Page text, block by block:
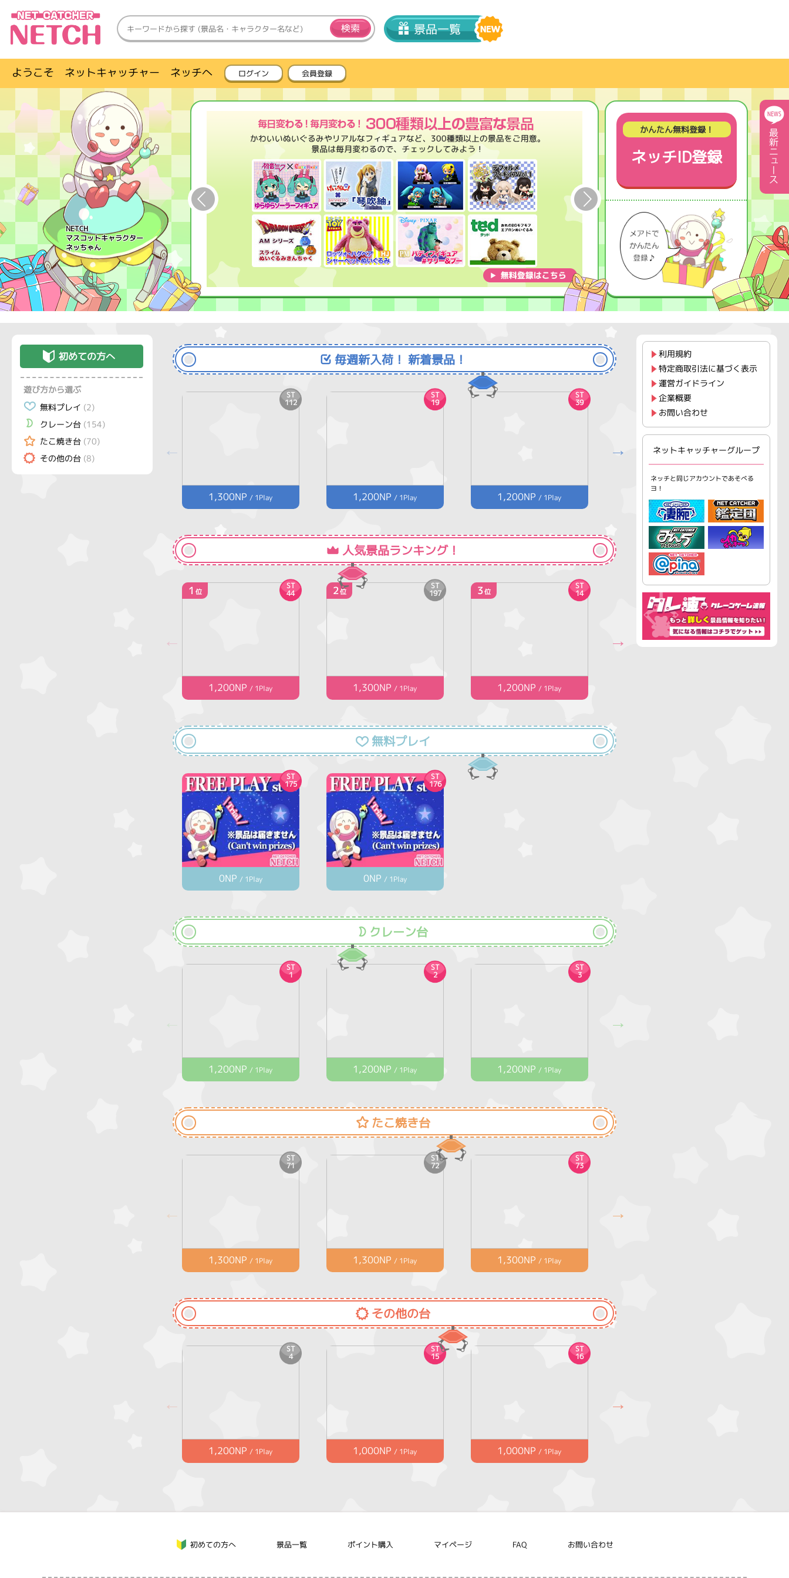
景品一覧
ようこそ ネットキャッチャー ネッチへ ログイン 会員登録
かんたん無料登録！
ネッチID登録
NETCH
マスコットキャラクター
ネッちゃん
毎週新入荷！ 新着景品！
1,300NP / 1Play
ST
112
1,200NP / 1Play
ST
19
1,200NP / 1Play
ST
39
1,200NP / 1Play
人気景品ランキング！
1,200NP / 1Play
1 位
ST
44
1,300NP / 1Play
2位
ST
197
1,200NP / 1Play
3位
ST
14
ST
34 5
無料プレイ
0NP / 1Play
ST
175
0NP / 1Play
ST
176
クレーン台
1,200NP / 1Play
ST
1
1,200NP / 1Play
ST
2
1,200NP / 1Play
ST
3
たこ焼き台
1,300NP / 1Play
ST
71
1,300NP / 1Play
ST
72
1,300NP / 1Play
ST
73
その他の台
1,200NP / 1Play
ST
4
1,000NP / 1Play
ST
15
1,000NP / 1Play
ST
16
初めての方へ
遊び方から選ぶ
無料プレイ (2)
クレーン台 (154)
たこ焼き台 (70)
その他の台 (8)
利用規約
特定商取引法に基づく表示
運営ガイドライン
企業概要
お問い合わせ
ネットキャッチャーグループ
ネッチと同じアカウントであそべる
ヨ！
初めての方へ 景品一覧 ポイント購入 マイページ FAQ お問い合わせ